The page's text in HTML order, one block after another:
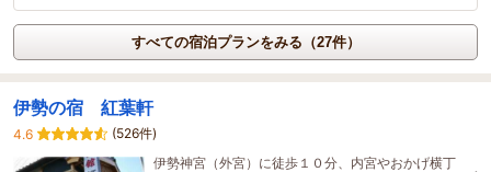
すべての宿泊プランをみる（27件）
伊勢の宿 紅葉軒
4.6
(526件)
伊勢神宮（外宮）に徒歩１０分、内宮やおかげ横丁